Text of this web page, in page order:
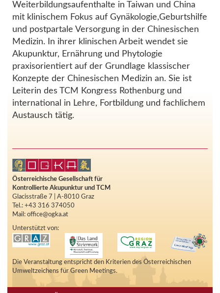
Weiterbildungsaufenthalte in Taiwan und China
mit klinischem Fokus auf Gynäkologie,Geburtshilfe
und postpartale Versorgung in der Chinesischen
Medizin. In ihrer klinischen Arbeit wendet sie
Akupunktur, Ernährung und Phytologie
praxisorientiert auf der Grundlage klassischer
Konzepte der Chinesischen Medizin an. Sie ist
Leiterin des TCM Kongress Rothenburg und
international in Lehre, Fortbildung und fachlichem
Austausch tätig.
Österreichische Gesellschaft für
Kontrollierte Akupunktur und TCM
Glacisstraße 7 | A-8010 Graz
Tel.: +43 316 374050
Mail: office@ogka.at
Unterstützt von:
Die Veranstaltung entspricht den Kriterien des Österreichischen
Umweltzeichens für Green Meetings.